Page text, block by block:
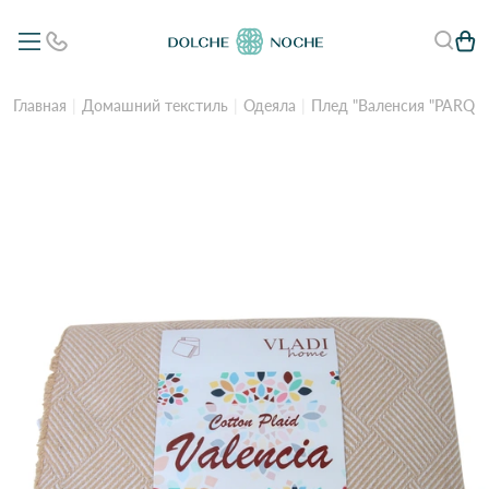
Главная Домашний текстиль Одеяла Плед "Валенсия